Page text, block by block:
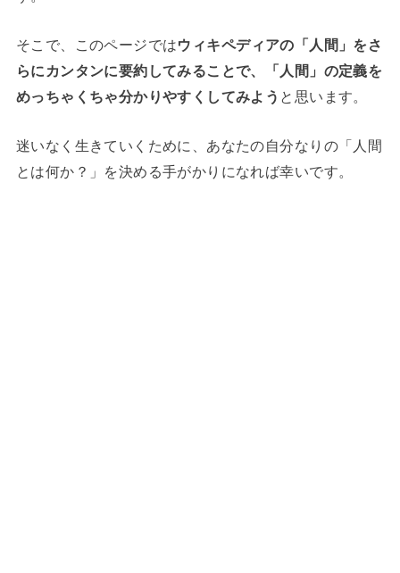
そこで、このページではウィキペディアの「人間」をさ
らにカンタンに要約してみることで、「人間」の定義を
めっちゃくちゃ分かりやすくしてみよう と思います。
迷いなく生きていくために、あなたの自分なりの「人間
とは何か？」を決める手がかりになれば幸いです。